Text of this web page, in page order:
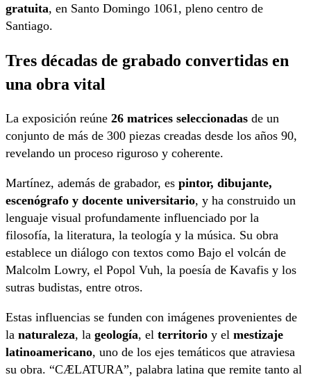
gratuita, en Santo Domingo 1061, pleno centro de
Santiago.
Tres décadas de grabado convertidas en
una obra vital
La exposición reúne 26 matrices seleccionadas de un
conjunto de más de 300 piezas creadas desde los años 90,
revelando un proceso riguroso y coherente.
Martínez, además de grabador, es pintor, dibujante,
escenógrafo y docente universitario, y ha construido un
lenguaje visual profundamente influenciado por la
filosofía, la literatura, la teología y la música. Su obra
establece un diálogo con textos como Bajo el volcán de
Malcolm Lowry, el Popol Vuh, la poesía de Kavafis y los
sutras budistas, entre otros.
Estas influencias se funden con imágenes provenientes de
la naturaleza, la geología, el territorio y el mestizaje
latinoamericano, uno de los ejes temáticos que atraviesa
su obra. “CÆLATURA”, palabra latina que remite tanto al